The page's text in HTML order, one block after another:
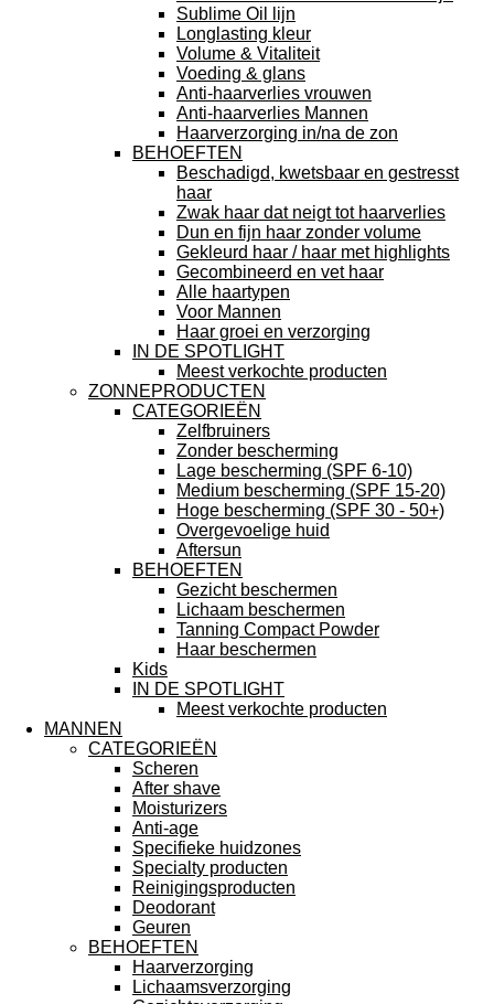
Sublime Oil lijn
Longlasting kleur
Volume & Vitaliteit
Voeding & glans
Anti-haarverlies vrouwen
Anti-haarverlies Mannen
Haarverzorging in/na de zon
BEHOEFTEN
Beschadigd, kwetsbaar en gestresst
haar
Zwak haar dat neigt tot haarverlies
Dun en fijn haar zonder volume
Gekleurd haar / haar met highlights
Gecombineerd en vet haar
Alle haartypen
Voor Mannen
Haar groei en verzorging
IN DE SPOTLIGHT
Meest verkochte producten
ZONNEPRODUCTEN
CATEGORIEËN
Zelfbruiners
Zonder bescherming
Lage bescherming (SPF 6-10)
Medium bescherming (SPF 15-20)
Hoge bescherming (SPF 30 - 50+)
Overgevoelige huid
Aftersun
BEHOEFTEN
Gezicht beschermen
Lichaam beschermen
Tanning Compact Powder
Haar beschermen
Kids
IN DE SPOTLIGHT
Meest verkochte producten
MANNEN
CATEGORIEËN
Scheren
After shave
Moisturizers
Anti-age
Specifieke huidzones
Specialty producten
Reinigingsproducten
Deodorant
Geuren
BEHOEFTEN
Haarverzorging
Lichaamsverzorging